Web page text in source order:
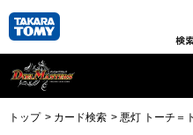
検
トップ カード検索 悪灯 トーチ＝